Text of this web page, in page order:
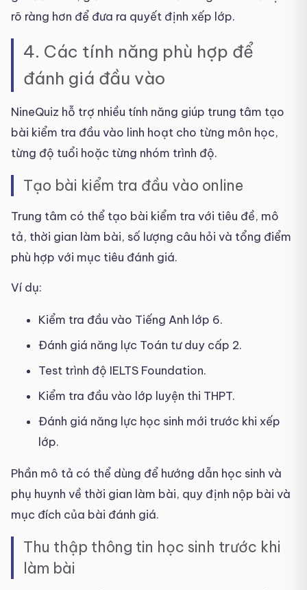
rõ ràng hơn để đưa ra quyết định xếp lớp.
4. Các tính năng phù hợp để
đánh giá đầu vào
NineQuiz hỗ trợ nhiều tính năng giúp trung tâm tạo
bài kiểm tra đầu vào linh hoạt cho từng môn học,
từng độ tuổi hoặc từng nhóm trình độ.
Tạo bài kiểm tra đầu vào online
Trung tâm có thể tạo bài kiểm tra với tiêu đề, mô
tả, thời gian làm bài, số lượng câu hỏi và tổng điểm
phù hợp với mục tiêu đánh giá.
Ví dụ:
Kiểm tra đầu vào Tiếng Anh lớp 6.
Đánh giá năng lực Toán tư duy cấp 2.
Test trình độ IELTS Foundation.
Kiểm tra đầu vào lớp luyện thi THPT.
Đánh giá năng lực học sinh mới trước khi xếp
lớp.
Phần mô tả có thể dùng để hướng dẫn học sinh và
phụ huynh về thời gian làm bài, quy định nộp bài và
mục đích của bài đánh giá.
Thu thập thông tin học sinh trước khi
làm bài